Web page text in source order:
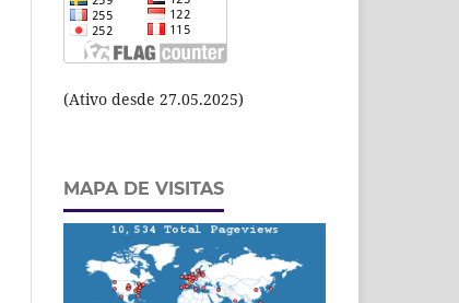
(Ativo desde 27.05.2025)
MAPA DE VISITAS